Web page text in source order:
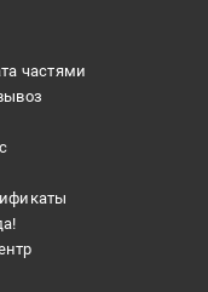
частями